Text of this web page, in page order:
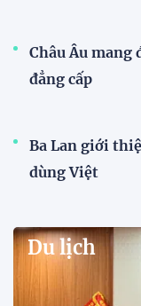
Châu Âu mang
đẳng cấp
Ba Lan giới
dùng Việt
Du lịch